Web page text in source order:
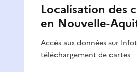
Localisation des
en Nouvelle-
Accès aux données sur
téléchargement de cartes